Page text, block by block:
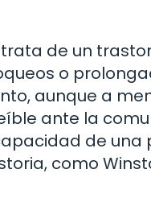
de un
o
aunque a
ante la
de una
como